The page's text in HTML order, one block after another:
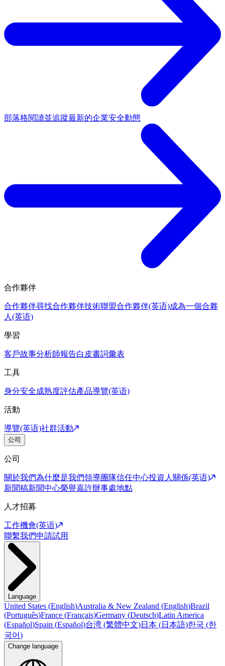
部落格閱讀並追蹤最新的企業安全動態
合作夥伴
合作夥伴尋找合作夥伴技術聯盟合作夥伴(英语)成為一個合夥
人(英语)
學習
客戶故事分析師報告白皮書詞彙表
工具
身分安全成熟度評估產品導覽(英语)
活動
導覽(英语)社群活動
公司
公司
關於我們為什麼是我們領導團隊信任中心投資人關係(英语)
新聞稿新聞中心榮譽嘉許辦事處地點
人才招募
工作機會(英语)
聯繫我們申請試用
Language
United States (English)Australia & New Zealand (English)Brazil
(Português)France (Français)Germany (Deutsch)Latin America
(Español)Spain (Español)台湾 (繁體中文)日本 (日本語)한국 (한
국어)
Change language